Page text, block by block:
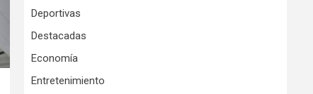
Deportivas
Destacadas
Economía
Entretenimiento